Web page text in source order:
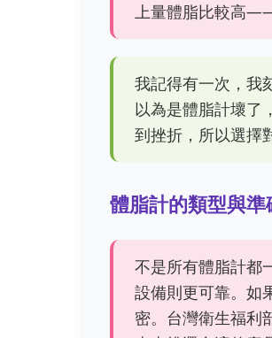
上量體脂比較高
我記得有一次，我
以為是體脂計壞了
到挫折，所以選擇
體脂計的類型與準
不是所有體脂計都
設備則更可靠。如
密。台灣衛生福利